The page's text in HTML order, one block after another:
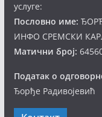
услуге:
Пословно име:
ИНФО СРЕМСКИ
Матични број:
Податак о
Ђорђе Радивојевић